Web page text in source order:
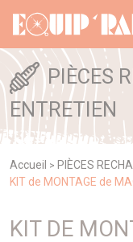
PIÈCES
ENTRETIEN
Accueil > PIÈCES
KIT de MONTAGE de
KIT DE
Panneau de gestion